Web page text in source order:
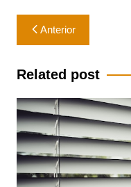
Navegação
de
Post
Anterior
Related post